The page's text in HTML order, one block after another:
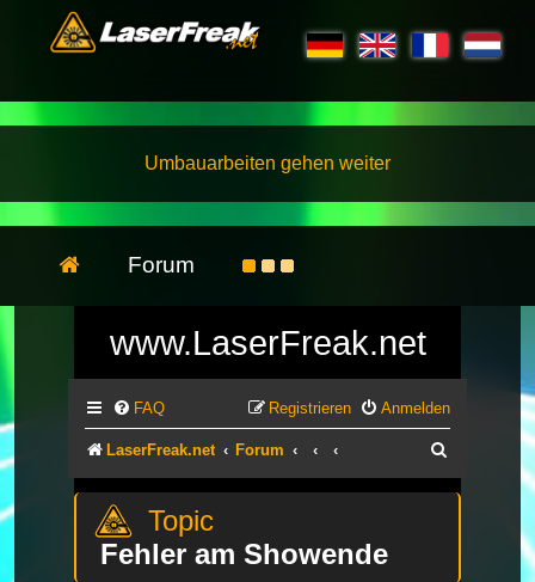
Umbauarbeiten gehen weiter
Forum
www.LaserFreak.net
FAQ Anmelden
Registrieren
LaserFreak.net Forum
Fehler am Showende